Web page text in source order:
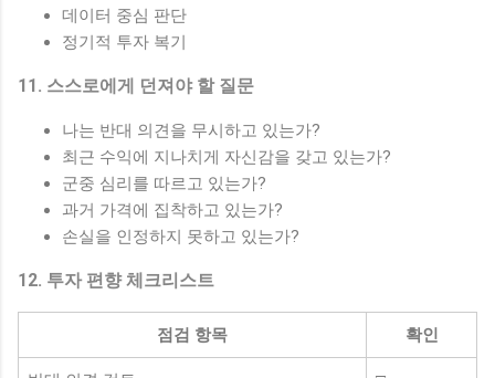
데이터 중심 판단
정기적 투자 복기
11. 스스로에게 던져야 할 질문
나는 반대 의견을 무시하고 있는가?
최근 수익에 지나치게 자신감을 갖고 있는가?
군중 심리를 따르고 있는가?
과거 가격에 집착하고 있는가?
손실을 인정하지 못하고 있는가?
12. 투자 편향 체크리스트
점검 항목 확인